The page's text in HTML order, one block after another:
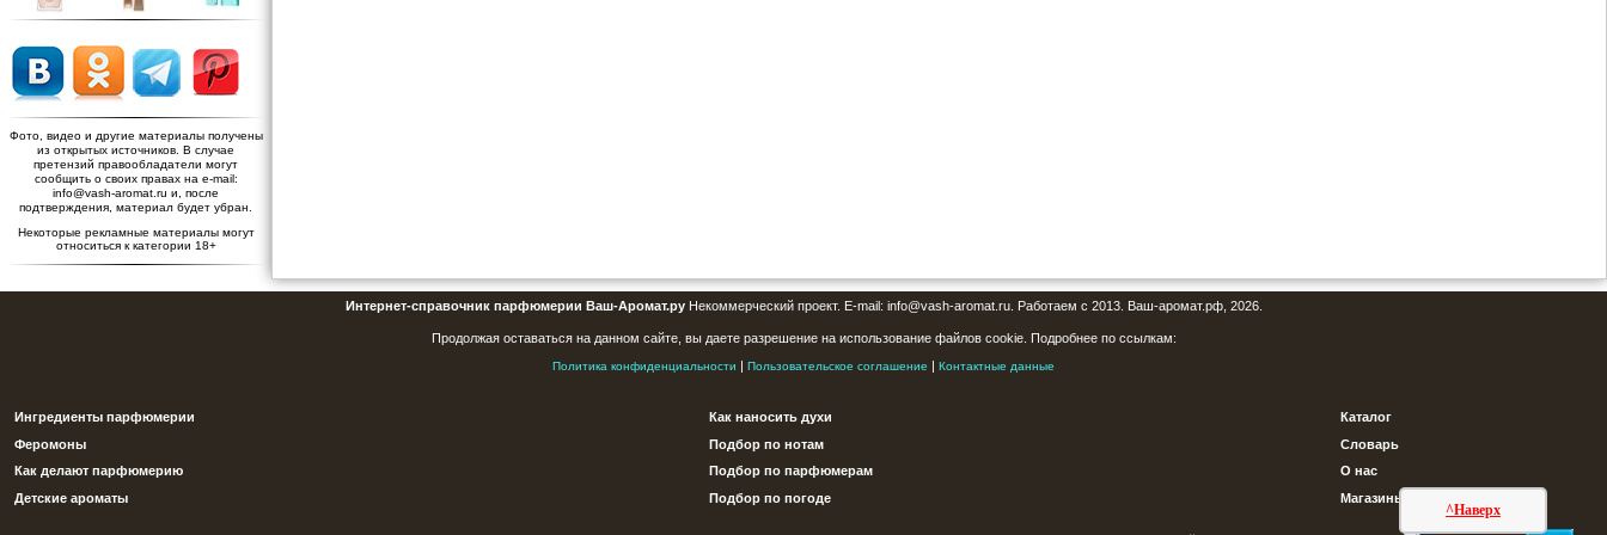
Фото, видео и другие материалы получены
из открытых источников. В случае
претензий правообладатели могут
сообщить о своих правах на e-mail:
info@vash-aromat.ru и, после
подтверждения, материал будет убран.
Некоторые рекламные материалы могут
относиться к категории 18+
^Наверх
Интернет-справочник парфюмерии Ваш-Аромат.руНекоммерческий проект. E-mail: info@vash-aromat.ru. Работаем с 2013. Ваш-аромат.рф, 2026.
Продолжая оставаться на данном сайте, вы даете разрешение на использование файлов cookie. Подробнее по ссылкам:
Политика конфиденциальности | Пользовательское соглашение | Контактные данные
Ингредиенты парфюмерии
Феромоны
Как делают парфюмерию
Детские ароматы
Как наносить духи
Подбор по нотам
Подбор по парфюмерам
Подбор по погоде
Каталог
Словарь
О нас
Магазины